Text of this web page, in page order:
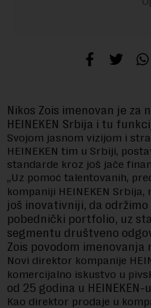
Nikos Zois imenovan je
HEINEKEN Srbija i tu
Svojom jasnom vizijom i
HEINEKEN tim u Srbiji,
standarde kroz još jače
„Uz pomoć talentovanih,
kompaniji HEINEKEN
još inovativniji, da
pobednički portfolio, uz
segmentu društveno
Zois povodom imenovanja
Novi direktor kompanije
komercijalno iskustvo u
od 25 godina u HEINEKEN-
Kao direktor prodaje u